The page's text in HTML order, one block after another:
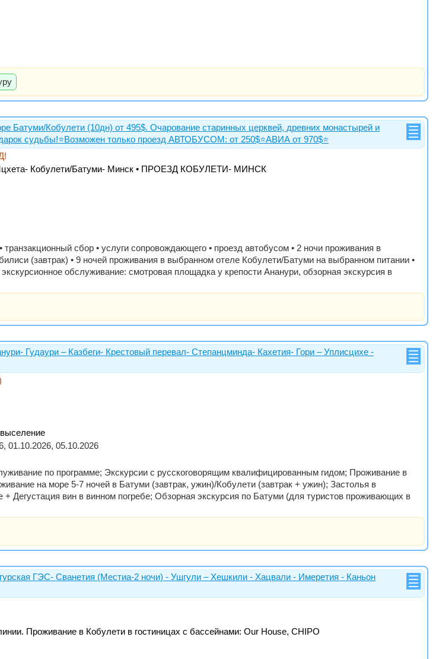
Кобулети (10дн) от 495$. Очарование старинных церквей, древних монастырей и
судьбы!⭐Возможен только проезд АВТОБУСОМ: от 250$⭐АВИА от 970$⭐
Кобулети/Батуми- Минск • ПРОЕЗД КОБУЛЕТИ- МИНСК
сбор • услуги сопровождающего • проезд автобусом • 2 ночи проживания в
(завтрак) • 9 ночей проживания в выбранном отеле Кобулети/Батуми на выбранном питании •
обслуживание: смотровая площадка у крепости Ананури, обзорная экскурсия в
Гудаури – Казбеги- Крестовый перевал- Степанцминда- Кахетия- Гори – Уплисцихе -
01.10.2026, 05.10.2026
по программе; Экскурсии с русскоговорящим квалифицированным гидом; Проживание в
на море 5-7 ночей в Батуми (завтрак, ужин)/Кобулети (завтрак + ужин); Застолья в
Дегустация вин в винном погребе; Обзорная экскурсия по Батуми (для туристов проживающих в
ГЭС- Сванетия (Местиа-2 ночи) - Ушгули – Хешкили - Хацвали - Имеретия - Каньон
Проживание в Кобулети в гостиницах с бассейнами: Our House, CHIPO